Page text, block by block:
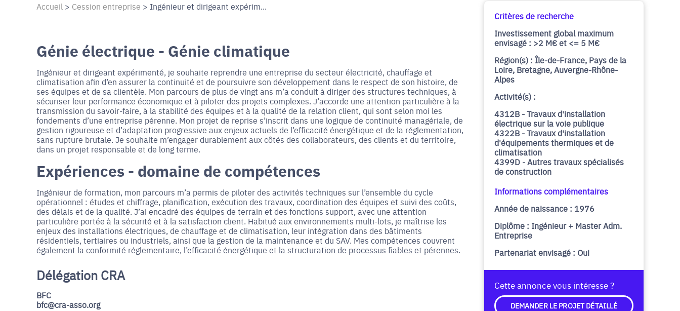
Accueil > Cession entreprise > Ingénieur et dirigeant expérim...
Génie électrique - Génie climatique
Ingénieur et dirigeant expérimenté, je souhaite reprendre une entreprise du secteur électricité, chauffage et
climatisation afin d’en assurer la continuité et de poursuivre son développement dans le respect de son histoire, de
ses équipes et de sa clientèle. Mon parcours de plus de vingt ans m’a conduit à diriger des structures techniques, à
sécuriser leur performance économique et à piloter des projets complexes. J’accorde une attention particulière à la
transmission du savoir-faire, à la stabilité des équipes et à la qualité de la relation client, qui sont selon moi les
fondements d’une entreprise pérenne. Mon projet de reprise s’inscrit dans une logique de continuité managériale, de
gestion rigoureuse et d’adaptation progressive aux enjeux actuels de l’efficacité énergétique et de la réglementation,
sans rupture brutale. Je souhaite m’engager durablement aux côtés des collaborateurs, des clients et du territoire,
dans un projet responsable et de long terme.
Expériences - domaine de compétences
Ingénieur de formation, mon parcours m’a permis de piloter des activités techniques sur l’ensemble du cycle
opérationnel : études et chiffrage, planification, exécution des travaux, coordination des équipes et suivi des coûts,
des délais et de la qualité. J’ai encadré des équipes de terrain et des fonctions support, avec une attention
particulière portée à la sécurité et à la satisfaction client. Habitué aux environnements multi-lots, je maîtrise les
enjeux des installations électriques, de chauffage et de climatisation, leur intégration dans des bâtiments
résidentiels, tertiaires ou industriels, ainsi que la gestion de la maintenance et du SAV. Mes compétences couvrent
également la conformité réglementaire, l’efficacité énergétique et la structuration de processus fiables et pérennes.
Critères de recherche
Investissement global maximum
envisagé : >2 M€ et <= 5 M€
Région(s) : Île-de-France, Pays de la
Loire, Bretagne, Auvergne-Rhône-
Alpes
Activité(s) :
4312B - Travaux d'installation
électrique sur la voie publique
4322B - Travaux d'installation
d'équipements thermiques et de
climatisation
4399D - Autres travaux spécialisés
de construction
Informations complémentaires
Année de naissance : 1976
Diplôme : Ingénieur + Master Adm.
Entreprise
Partenariat envisagé : Oui
Cette annonce vous intéresse ?
DEMANDER LE PROJET DÉTAILLÉ
Délégation CRA
BFC
bfc@cra-asso.org